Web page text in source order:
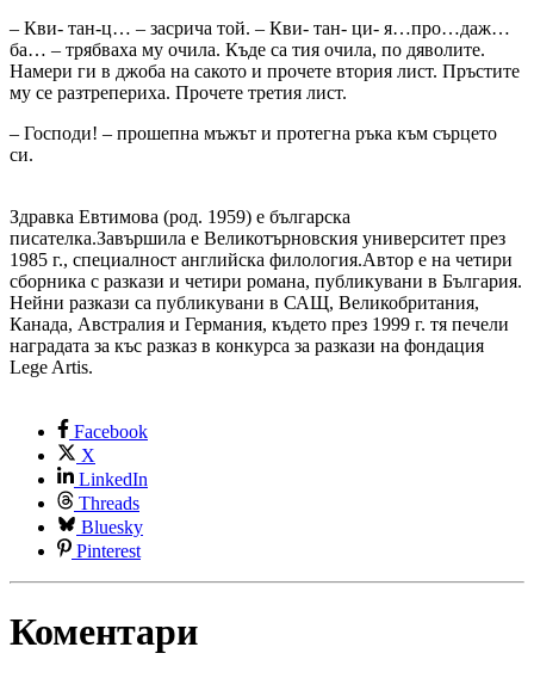
– Кви- тан-ц… – засрича той. – Кви- тан- ци- я…про…даж…
ба… – трябваха му очила. Къде са тия очила, по дяволите.
Намери ги в джоба на сакото и прочете втория лист. Пръстите
му се разтрепериха. Прочете третия лист.
– Господи! – прошепна мъжът и протегна ръка към сърцето
си.
Здравка Евтимова (род. 1959) е българска
писателка.Завършила е Великотърновския университет през
1985 г., специалност английска филология.Автор е на четири
сборника с разкази и четири романа, публикувани в България.
Нейни разкази са публикувани в САЩ, Великобритания,
Канада, Австралия и Германия, където през 1999 г. тя печели
наградата за къс разказ в конкурса за разкази на фондация
Lege Artis.
Facebook
X
LinkedIn
Threads
Bluesky
Pinterest
Коментари